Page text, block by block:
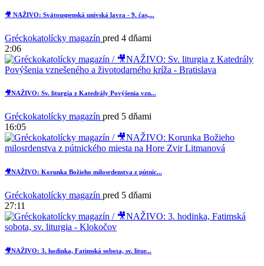
🎥 NAŽIVO: Svätouspenská univská lavra - 9. čas,...
Gréckokatolícky magazín pred 4 dňami
2:06
🎥NAŽIVO: Sv. liturgia z Katedrály Povýšenia vzn...
Gréckokatolícky magazín pred 5 dňami
16:05
🎥NAŽIVO: Korunka Božieho milosrdenstva z pútnic...
Gréckokatolícky magazín pred 5 dňami
27:11
🎥NAŽIVO: 3. hodinka, Fatimská sobota, sv. litur...